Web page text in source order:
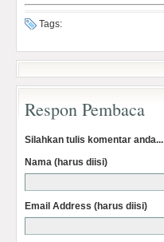
Tags:
Respon Pembaca
Silahkan tulis komentar anda...
Nama (harus diisi)
Email Address (harus diisi)